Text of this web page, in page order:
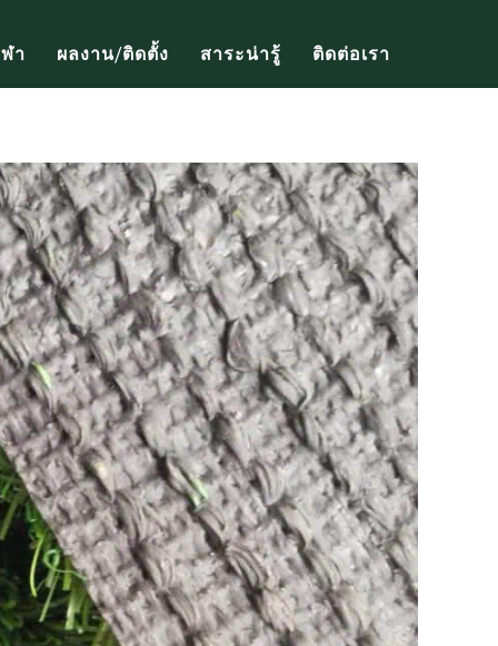
า ผลงาน/ติดตั้ง สาระน่ารู้ ติดต่อเรา